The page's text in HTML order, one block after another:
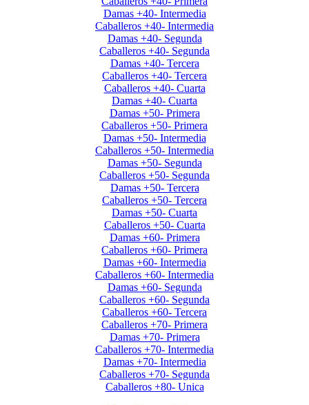
Damas +40- Intermedia
Caballeros +40- Intermedia
Damas +40- Segunda
Caballeros +40- Segunda
Damas +40- Tercera
Caballeros +40- Tercera
Caballeros +40- Cuarta
Damas +40- Cuarta
Damas +50- Primera
Caballeros +50- Primera
Damas +50- Intermedia
Caballeros +50- Intermedia
Damas +50- Segunda
Caballeros +50- Segunda
Damas +50- Tercera
Caballeros +50- Tercera
Damas +50- Cuarta
Caballeros +50- Cuarta
Damas +60- Primera
Caballeros +60- Primera
Damas +60- Intermedia
Caballeros +60- Intermedia
Damas +60- Segunda
Caballeros +60- Segunda
Caballeros +60- Tercera
Caballeros +70- Primera
Damas +70- Primera
Caballeros +70- Intermedia
Damas +70- Intermedia
Caballeros +70- Segunda
Caballeros +80- Unica